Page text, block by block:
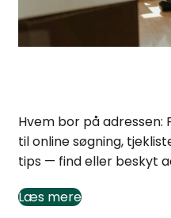
Hvem bor på adressen:
til online søgning,
tips — find eller beskyt
Læs mere